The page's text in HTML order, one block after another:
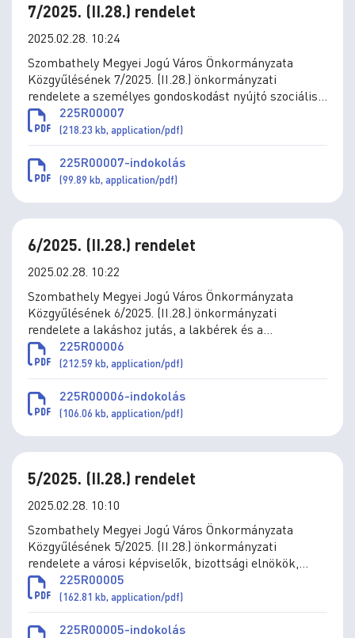
7/2025. (II.28.) rendelet
2025.02.28. 10:24
Szombathely Megyei Jogú Város Önkormányzata
Közgyűlésének 7/2025. (II.28.) önkormányzati
rendelete a személyes gondoskodást nyújtó szociális
és gyermekjóléti ellátások térítési díjáról szóló
11/1993. (IV.1.) önkormányzati rendelet módosításáról
225R00007
(218.23 kb, application/pdf)
225R00007-indokolás
(99.89 kb, application/pdf)
6/2025. (II.28.) rendelet
2025.02.28. 10:22
Szombathely Megyei Jogú Város Önkormányzata
Közgyűlésének 6/2025. (II.28.) önkormányzati
rendelete a lakáshoz jutás, a lakbérek és a
lakbértámogatás, az önkormányzat által a
lakásvásárláshoz és építéshez nyújtott támogatások
szabályai megállapításáról szóló 36/2010. (XII.1.)
önkormányzati rendelet módosításáról
225R00006
(212.59 kb, application/pdf)
225R00006-indokolás
(106.06 kb, application/pdf)
5/2025. (II.28.) rendelet
2025.02.28. 10:10
Szombathely Megyei Jogú Város Önkormányzata
Közgyűlésének 5/2025. (II.28.) önkormányzati
rendelete a városi képviselők, bizottsági elnökök,
tagok, valamint a tanácsnokok tiszteletdíjának,
természetbeni juttatásainak megállapításáról szóló
19/2019. (X. 31.) önkormányzati rendelet
módosításáról
225R00005
(162.81 kb, application/pdf)
225R00005-indokolás